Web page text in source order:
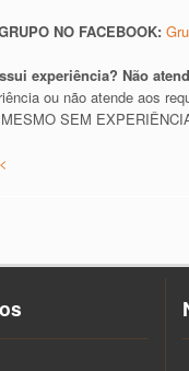
NO FACEBOOK:
experiência? Não
ou não atende aos
SEM